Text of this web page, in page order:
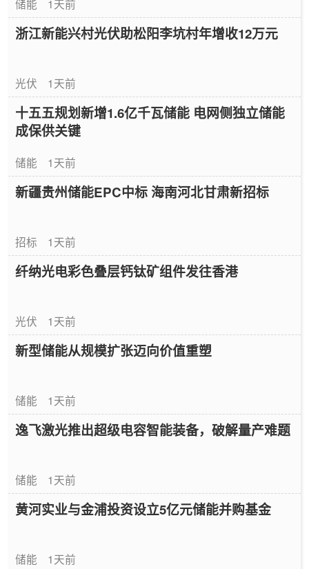
储能 1天前
浙江新能兴村光伏助松阳李坑村年增收12万元
光伏 1天前
十五五规划新增1.6亿千瓦储能 电网侧独立储能
成保供关键
储能 1天前
新疆贵州储能EPC中标 海南河北甘肃新招标
招标 1天前
纤纳光电彩色叠层钙钛矿组件发往香港
光伏 1天前
新型储能从规模扩张迈向价值重塑
储能 1天前
逸飞激光推出超级电容智能装备，破解量产难题
储能 1天前
黄河实业与金浦投资设立5亿元储能并购基金
储能 1天前